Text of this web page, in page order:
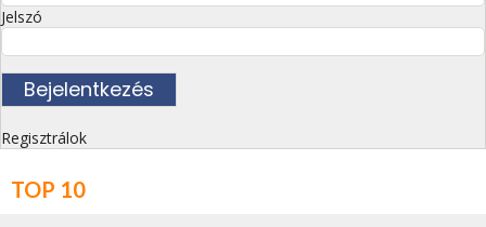
Jelszó
Regisztrálok
TOP 10